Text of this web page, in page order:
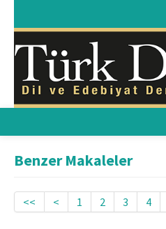
Yayın Kurulu
Benzer Makaleler
<< < 1 2 3 4